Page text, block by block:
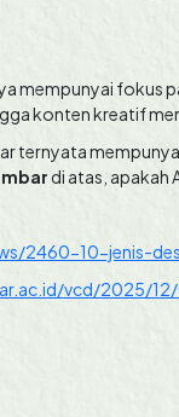
mempunyai fokus
konten kreatif
ternyata
di atas, apakah
2460-10-jenis-
vcd/2025/